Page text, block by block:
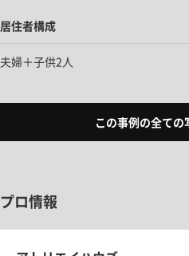
居住者構成
夫婦＋子供2人
この事例の全ての
プロ情報